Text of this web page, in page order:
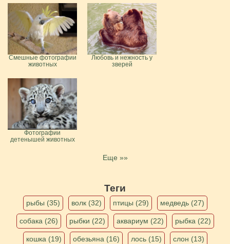
Смешные фотографии
животных
Любовь и нежность у
зверей
Фотографии
детенышей животных
Еще »»
Теги
рыбы (35) волк (32) птицы (29) медведь (27)
собака (26) рыбки (22) аквариум (22) рыбка (22)
кошка (19) обезьяна (16) лось (15) слон (13)